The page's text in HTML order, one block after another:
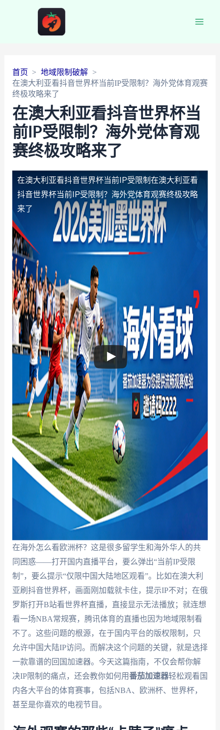
首页
地域限制破解
在澳大利亚看抖音世界杯当前IP受限制？海外党体育观赛
终极攻略来了
在澳大利亚看抖音世界杯当
前IP受限制？海外党体育观
赛终极攻略来了
在澳大利亚看抖音世界杯当前IP受限制 在澳大利亚看
抖音世界杯当前IP受限制？海外党体育观赛终极攻略
来了
在海外怎么看欧洲杯？这是很多留学生和海外华人的共
同困惑——打开国内直播平台，要么弹出“当前IP受限
制”，要么提示“仅限中国大陆地区观看”。比如在澳大利
亚刷抖音世界杯，画面刚加载就卡住，提示IP不对；在俄
罗斯打开B站看世界杯直播，直接显示无法播放；就连想
看一场NBA常规赛，腾讯体育的直播也因为地域限制看
不了。这些问题的根源，在于国内平台的版权限制，只
允许中国大陆IP访问。而解决这个问题的关键，就是选择
一款靠谱的回国加速器。今天这篇指南，不仅会帮你解
决IP限制的痛点，还会教你如何用番茄加速器轻松观看国
内各大平台的体育赛事，包括NBA、欧洲杯、世界杯，
甚至是你喜欢的电视节目。